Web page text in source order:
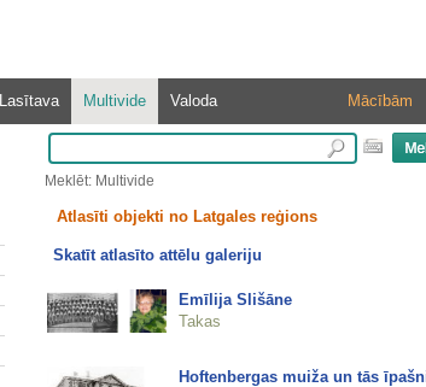
Lasītava Multivide Valoda Mācībām
Meklēt: Multivide
Atlasīti objekti no Latgales reģions
Skatīt atlasīto attēlu galeriju
Emīlija Slišāne
Takas
Hoftenbergas muiža un tās